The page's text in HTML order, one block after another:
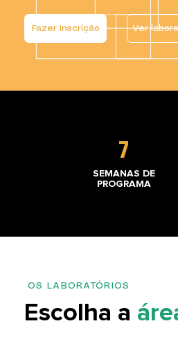
Fazer Inscrição Ver
7
SEMANAS DE
PROGRAMA
OS LABORATÓRIOS
Escolha a